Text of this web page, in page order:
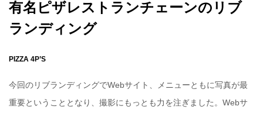
有名ピザレストランチェーンのリブ
ランディング
PIZZA 4P’S
今回のリブランディングでWebサイト、メニューともに写真が最
重要ということとなり、撮影にもっとも力を注ぎました。Webサ